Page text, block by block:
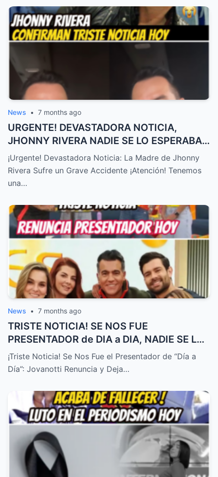
News • 7 months ago
URGENTE! DEVASTADORA NOTICIA,
JHONNY RIVERA NADIE SE LO ESPERABA,
ACABA de SUCEDER! – HTT
¡Urgente! Devastadora Noticia: La Madre de Jhonny
Rivera Sufre un Grave Accidente ¡Atención! Tenemos
una…
News • 7 months ago
TRISTE NOTICIA! SE NOS FUE
PRESENTADOR de DIA a DIA, NADIE SE LO
ESPERABA! – HTT
¡Triste Noticia! Se Nos Fue el Presentador de “Día a
Día”: Jovanotti Renuncia y Deja…